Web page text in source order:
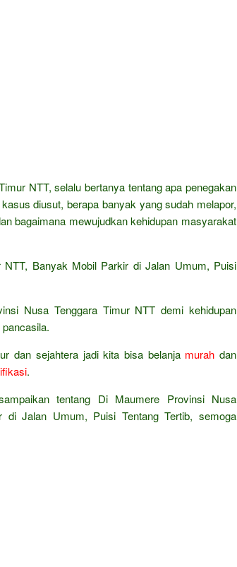
NTT, selalu bertanya tentang apa penegakan
diusut, berapa banyak yang sudah melapor,
bagaimana mewujudkan kehidupan masyarakat
Banyak Mobil Parkir di Jalan Umum, Puisi
Nusa Tenggara Timur NTT demi kehidupan
dan sejahtera jadi kita bisa belanja murah dan
.
tentang Di Maumere Provinsi Nusa
Jalan Umum, Puisi Tentang Tertib, semoga